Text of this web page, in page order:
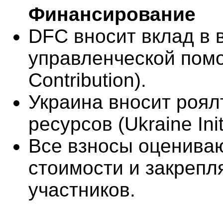
Финансирование
DFC вносит вклад в
управленческой
Contribution).
Украина вносит
ресурсов (Ukraine
Все взносы
стоимости и
участников.